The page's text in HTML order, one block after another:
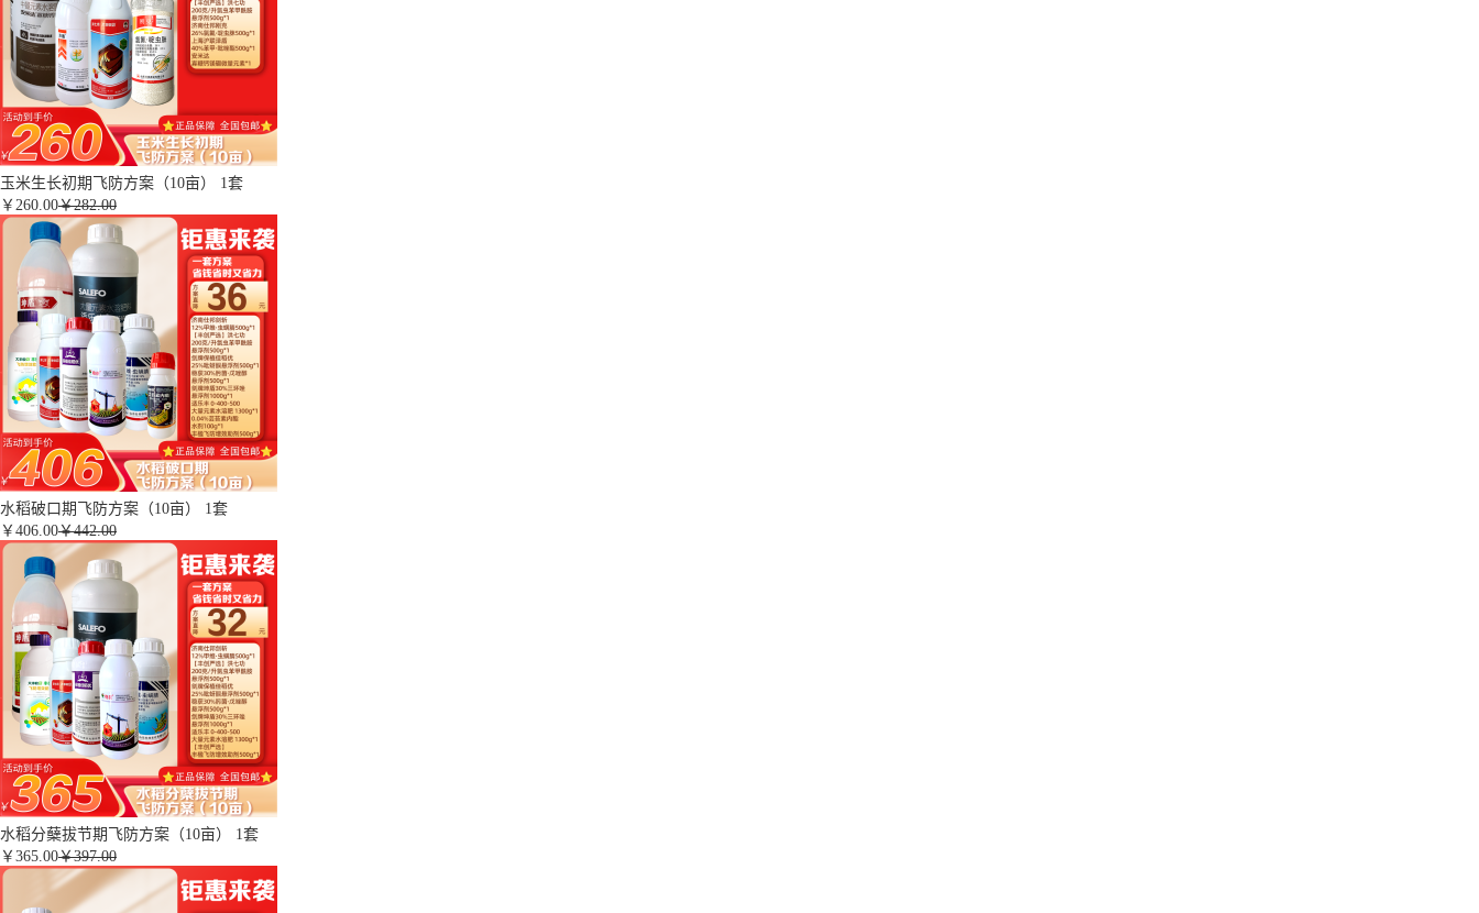
玉米生长初期飞防方案（10亩） 1套
￥ 260.00￥282.00
水稻破口期飞防方案（10亩） 1套
￥ 406.00￥442.00
水稻分蘖拔节期飞防方案（10亩） 1套
￥ 365.00￥397.00